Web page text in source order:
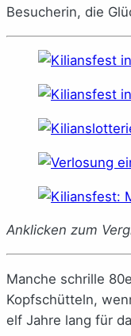
Besucherin, die
Anklicken zum
Manche schrille
Kopfschütteln,
elf Jahre lang für